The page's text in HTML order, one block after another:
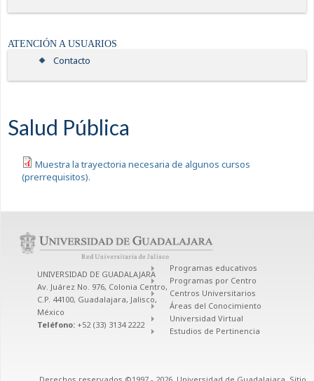
ATENCIÓN A USUARIOS
Contacto
Salud Pública
Muestra la trayectoria necesaria de algunos cursos
(prerrequisitos).
UNIVERSIDAD DE GUADALAJARA
Av. Juárez No. 976, Colonia Centro,
C.P. 44100, Guadalajara, Jalisco,
México
Teléfono: +52 (33) 3134 2222
Programas educativos
Programas por Centro
Centros Universitarios
Áreas del Conocimiento
Universidad Virtual
Estudios de Pertinencia